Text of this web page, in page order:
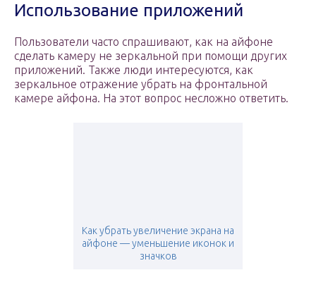
Использование приложений
Пользователи часто спрашивают, как на айфоне
сделать камеру не зеркальной при помощи других
приложений. Также люди интересуются, как
зеркальное отражение убрать на фронтальной
камере айфона. На этот вопрос несложно ответить.
Как убрать увеличение экрана на
айфоне — уменьшение иконок и
значков